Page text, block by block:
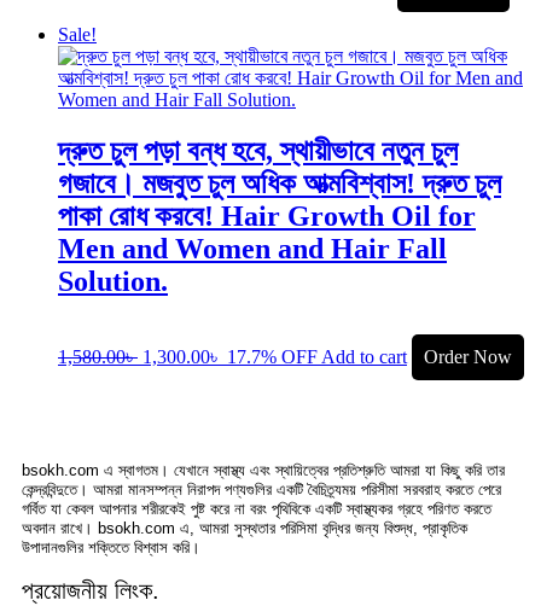
Sale!
দ্রুত চুল পড়া বন্ধ হবে, স্থায়ীভাবে নতুন চুল
গজাবে। মজবুত চুল অধিক আত্মবিশ্বাস! দ্রুত চুল
পাকা রোধ করবে! Hair Growth Oil for
Men and Women and Hair Fall
Solution.
1,580.00৳ 1,300.00৳ 17.7% OFF Add to cart Order Now
bsokh.com এ স্বাগতম। যেখানে স্বাস্থ্য এবং স্থায়িত্বের প্রতিশ্রুতি আমরা যা কিছু করি তার
কেন্দ্রবিন্দুতে। আমরা মানসম্পন্ন নিরাপদ পণ্যগুলির একটি বৈচিত্র্যময় পরিসীমা সরবরাহ করতে পেরে
গর্বিত যা কেবল আপনার শরীরকেই পুষ্ট করে না বরং পৃথিবিকে একটি স্বাস্থ্যকর গ্রহে পরিণত করতে
অবদান রাখে। bsokh.com এ, আমরা সুস্থতার পরিসিমা বৃদ্ধির জন্য বিশুদ্ধ, প্রাকৃতিক
উপাদানগুলির শক্তিতে বিশ্বাস করি।
প্রয়োজনীয় লিংক.